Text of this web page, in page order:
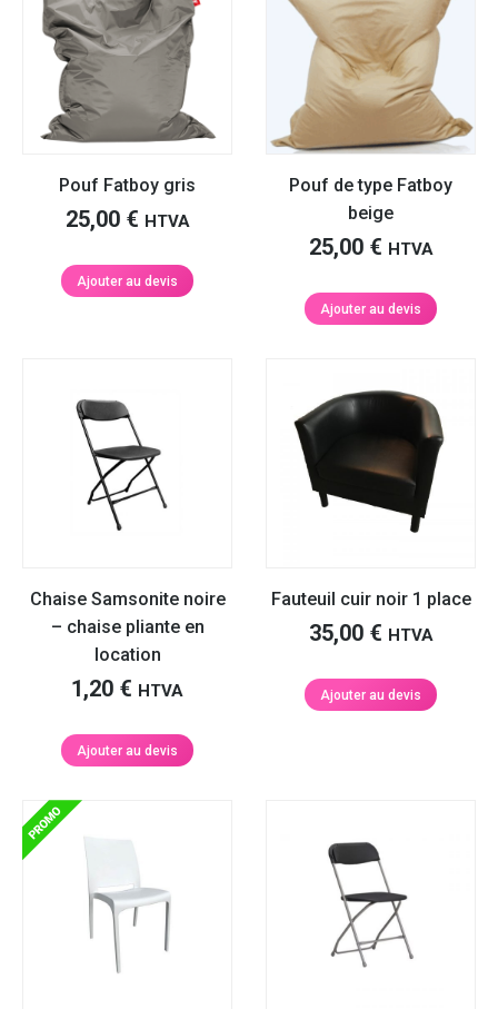
Pouf Fatboy gris
25,00 € HTVA
Ajouter au devis
Pouf de type Fatboy
beige
25,00 € HTVA
Ajouter au devis
Chaise Samsonite noire
– chaise pliante en
location
1,20 € HTVA
Ajouter au devis
Fauteuil cuir noir 1 place
35,00 € HTVA
Ajouter au devis